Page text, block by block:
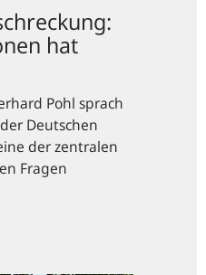
hat
Pohl sprach
Deutschen
der zentralen
Fragen